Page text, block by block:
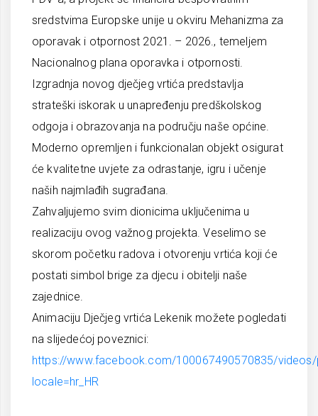
sredstvima Europske unije u okviru Mehanizma za
oporavak i otpornost 2021. – 2026., temeljem
Nacionalnog plana oporavka i otpornosti.
Izgradnja novog dječjeg vrtića predstavlja
strateški iskorak u unapređenju predškolskog
odgoja i obrazovanja na području naše općine.
Moderno opremljen i funkcionalan objekt osigurat
će kvalitetne uvjete za odrastanje, igru i učenje
naših najmlađih sugrađana.
Zahvaljujemo svim dionicima uključenima u
realizaciju ovog važnog projekta. Veselimo se
skorom početku radova i otvorenju vrtića koji će
postati simbol brige za djecu i obitelji naše
zajednice.
Animaciju Dječjeg vrtića Lekenik možete pogledati
na slijedećoj poveznici:
https://www.facebook.com/100067490570835/
locale=hr_HR